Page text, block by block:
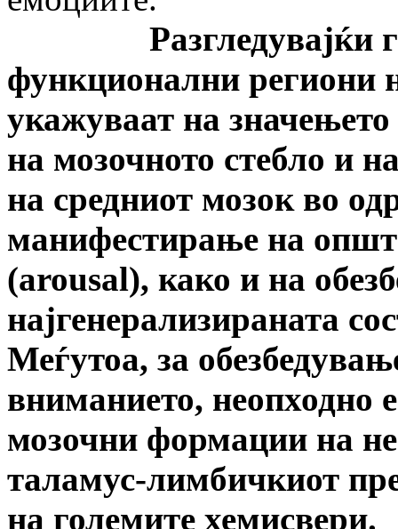
Разгледувајќи го
функционални региони
укажуваат на
на мозочното стебло и
на средниот мозок во
манифестирање на
(arousal), како и на
најгенерализираната
Меѓутоа, за
вниманието, неопходно
мозочни формации на
таламус-лимбичкиот
на големите хемисвери.